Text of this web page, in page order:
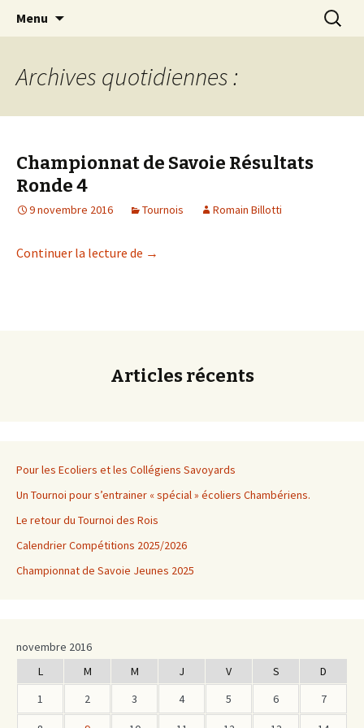
Club d échecs de l
agglomération
chambérienne
Les échecs pour tous
Menu
Archives quotidiennes :
Championnat de Savoie Résultats
Ronde 4
9 novembre 2016 Tournois Romain Billotti
Continuer la lecture de Championnat de Savoie Résultats
→
Articles récents
Pour les Ecoliers et les Collégiens Savoyards
Un Tournoi pour s’entrainer « spécial » écoliers Chambériens.
Le retour du Tournoi des Rois
Calendrier Compétitions 2025/2026
Championnat de Savoie Jeunes 2025
novembre 2016
L
M M J V S
D
1
2 3 4 5 6 7